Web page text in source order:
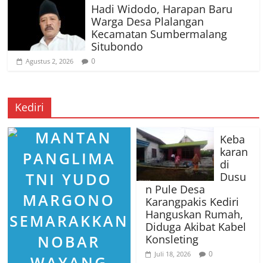
Hadi Widodo, Harapan Baru
Warga Desa Plalangan
Kecamatan Sumbermalang
Situbondo
Agustus 2, 2026 0
Kediri
Keba
karan
di
Dusu
n Pule Desa
Karangpakis Kediri
Hanguskan Rumah,
Diduga Akibat Kabel
Konsleting
Juli 18, 2026 0